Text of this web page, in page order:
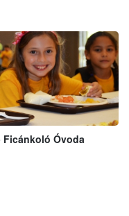
Ficánkoló Óvoda